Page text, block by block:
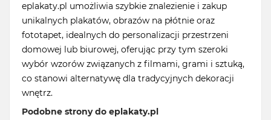
eplakaty.pl umożliwia szybkie znalezienie i zakup
unikalnych plakatów, obrazów na płótnie oraz
fototapet, idealnych do personalizacji przestrzeni
domowej lub biurowej, oferując przy tym szeroki
wybór wzorów związanych z filmami, grami i sztuką,
co stanowi alternatywę dla tradycyjnych dekoracji
wnętrz.
Podobne strony do eplakaty.pl